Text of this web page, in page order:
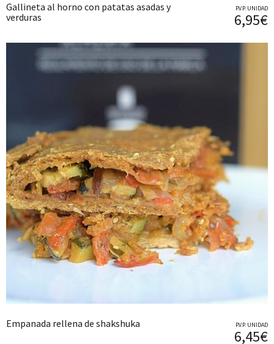
Gallineta al horno con patatas asadas y
verduras
P.V.P. UNIDAD
6,95€
Empanada rellena de shakshuka P.V.P. UNIDAD
6,45€